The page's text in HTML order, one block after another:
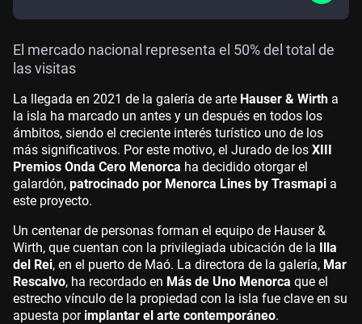
El mercado nacional representa el 50% del total de
las visitas
La llegada en 2021 de la galería de arte Hauser & Wirth a
la isla ha marcado un antes y un después en todos los
ámbitos, siendo el creciente interés turístico uno de los
más significativos. Por este motivo, el Jurado de los XIII
Premios Onda Cero Menorca ha decidido otorgar el
galardón, patrocinado por Menorca Lines by Trasmapi a
este proyecto.
Un centenar de personas forman el equipo de Hauser &
Wirth, que cuentan con la privilegiada ubicación de la Illa
del Rei, en el puerto de Maó. La directora de la galería, Mar
Rescalvo, ha recordado en Más de Uno Menorca que el
estrecho vínculo de la propiedad con la isla fue clave en su
apuesta por implantar el arte contemporáneo.